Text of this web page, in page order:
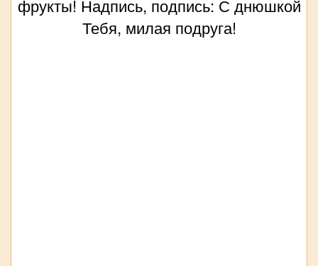
фрукты! Надпись, подпись: С днюшкой
Тебя, милая подруга!